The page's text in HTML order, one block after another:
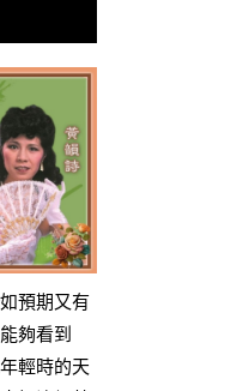
預期又有
夠看到
輕時的天